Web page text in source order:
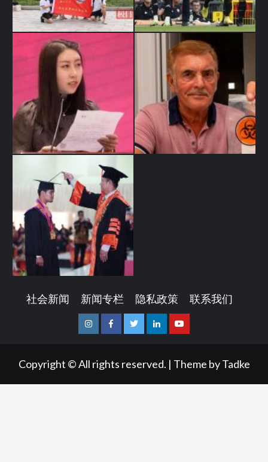
社会新闻 新闻专栏 隐私政策 联系我们
InstagramFacebookTwitterLinkedinYoutube
Copyright © All rights reserved. | Theme byTadke